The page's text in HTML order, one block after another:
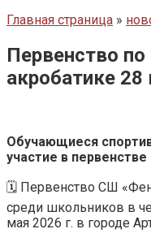
Главная страница »
Первенство по
акробатике
Обучающиеся
участие в
🗓️ Первенство СШ
среди школьников в
мая 2026 г. в городе